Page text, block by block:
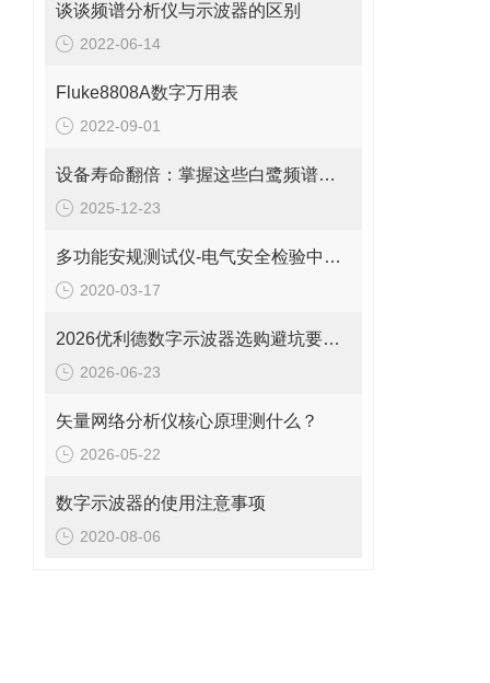
谈谈频谱分析仪与示波器的区别
2022-06-14
Fluke8808A数字万用表
2022-09-01
设备寿命翻倍：掌握这些白鹭频谱分析仪的维护技巧
2025-12-23
多功能安规测试仪-电气安全检验中完美的测试工具
2020-03-17
2026优利德数字示波器选购避坑要点：这些错误别再犯
2026-06-23
矢量网络分析仪核心原理测什么？
2026-05-22
数字示波器的使用注意事项
2020-08-06